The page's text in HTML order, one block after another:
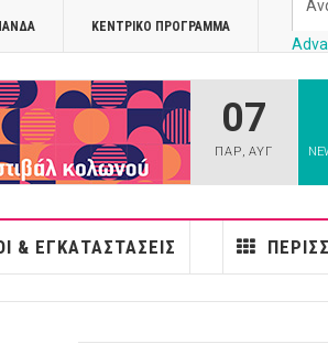
ΚΕΝΤΡΙΚΌ ΠΡΌΓΡΑΜΜΑ
07
ΠΑΡ,ΑΥΓ
& ΕΓΚΑΤΑΣΤΆΣΕΙΣ